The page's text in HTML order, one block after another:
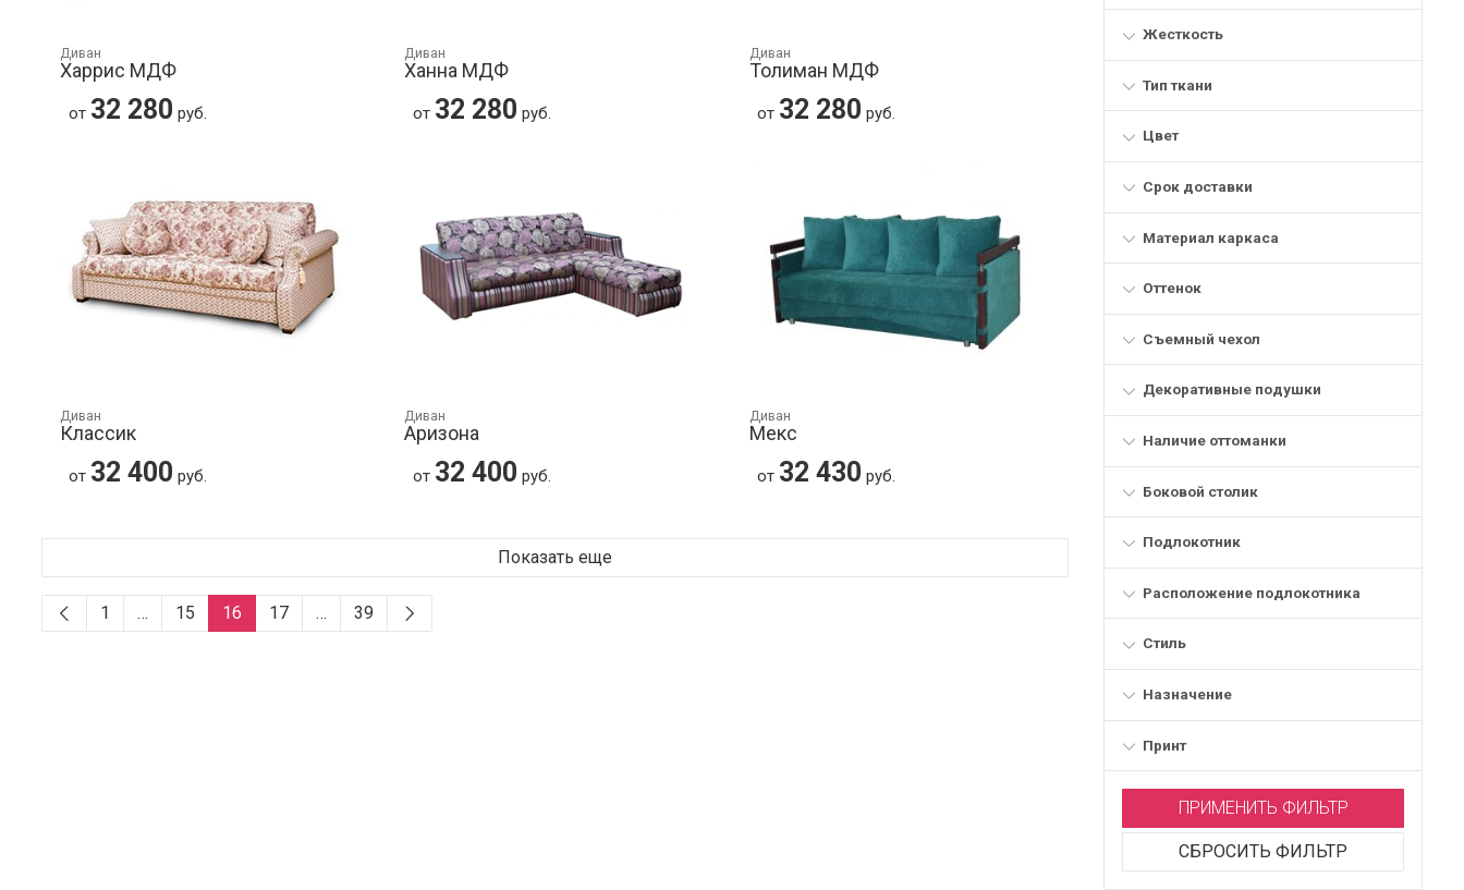
Жесткость
Тип ткани
Цвет
Срок доставки
Материал каркаса
Оттенок
Съемный чехол
Декоративные подушки
Наличие оттоманки
Боковой столик
Подлокотник
Расположение подлокотника
Стиль
Назначение
Принт
ПРИМЕНИТЬ ФИЛЬТР
СБРОСИТЬ ФИЛЬТР
Диван
Харрис МДФ
от 32 280 руб.
Диван
Ханна МДФ
от 32 280 руб.
Диван
Толиман МДФ
от 32 280 руб.
Диван
Классик
от 32 400 руб.
Диван
Аризона
от 32 400 руб.
Диван
Мекс
от 32 430 руб.
Показать еще
1 … 15 16 17 … 39